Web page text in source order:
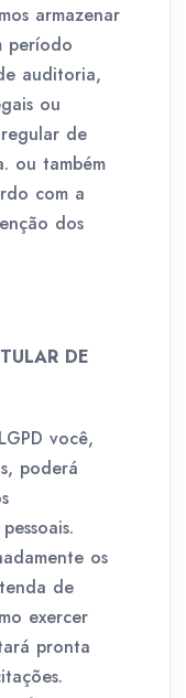
armazenar
período
auditoria,
ou
de
ou também
com a
dos
DE
você,
poderá
os
de
exercer
pronta